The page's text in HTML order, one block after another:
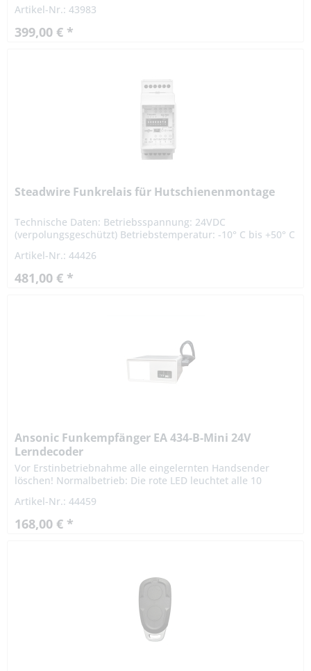
elektrischen...
Artikel-Nr.: 43983
399,00 € *
Steadwire Funkrelais für Hutschienenmontage
Technische Daten: Betriebsspannung: 24VDC
(verpolungsgeschützt) Betriebstemperatur: -10° C bis +50° C
Schalter einstellbar...
Artikel-Nr.: 44426
481,00 € *
Ansonic Funkempfänger EA 434-B-Mini 24V
Lerndecoder
Vor Erstinbetriebnahme alle eingelernten Handsender
löschen! Normalbetrieb: Die rote LED leuchtet alle 10
eingelernte...
Artikel-Nr.: 44459
168,00 € *